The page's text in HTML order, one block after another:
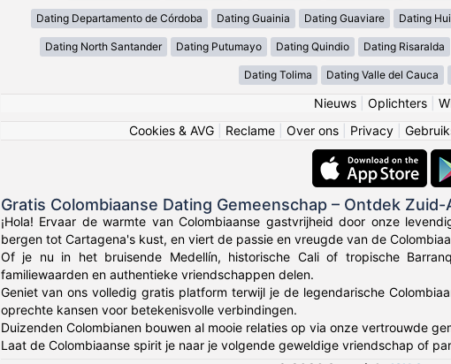
Dating Departamento de Córdoba Dating Guainia Dating Guaviare Dating
Dating North Santander Dating Putumayo Dating Quindio Dating Risaralda
Dating Tolima Dating Valle del Cauca
Nieuws| Oplichters|
Cookies & AVG
Reclame Over ons Privacy
Gratis Colombiaanse Dating Gemeenschap – Ontdek
¡Hola! Ervaar de warmte van Colombiaanse gastvrijheid door onze
bergen tot Cartagena's kust, en viert de passie en vreugde van de
Of je nu in het bruisende Medellín, historische Cali of tropische
familiewaarden en authentieke vriendschappen delen.
Geniet van ons volledig gratis platform terwijl je de legendarische
oprechte kansen voor betekenisvolle verbindingen.
Duizenden Colombianen bouwen al mooie relaties op via onze vertrouwde
Laat de Colombiaanse spirit je naar je volgende geweldige vriendschap of